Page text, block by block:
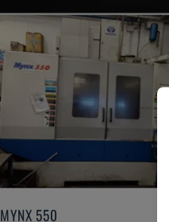
MYNX 550